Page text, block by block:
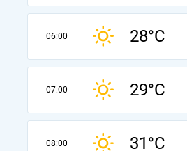
06:00 28°C
07:00 29°C
08:00 31°C